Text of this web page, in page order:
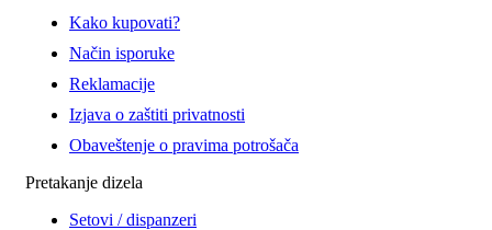
Kako kupovati?
Način isporuke
Reklamacije
Izjava o zaštiti privatnosti
Obaveštenje o pravima potrošača
Pretakanje dizela
Setovi / dispanzeri